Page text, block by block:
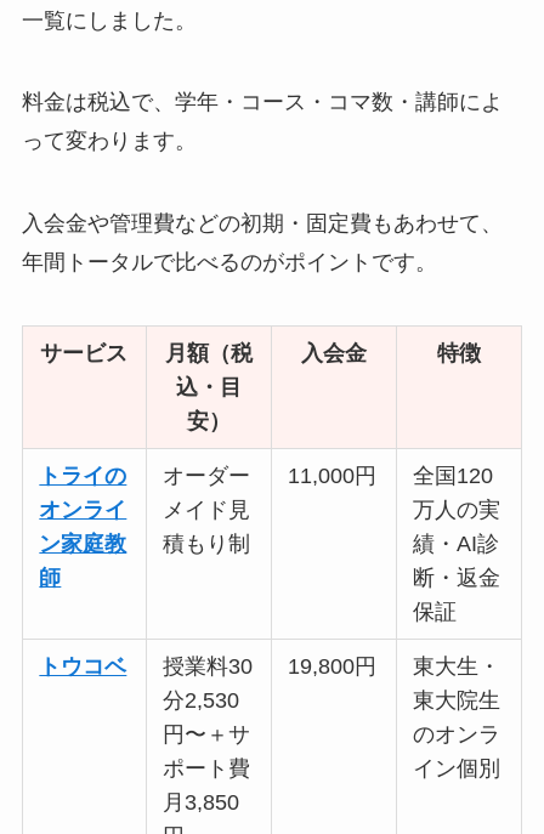
一覧にしました。
料金は税込で、学年・コース・コマ数・講師によ
って変わります。
入会金や管理費などの初期・固定費もあわせて、
年間トータルで比べるのがポイントです。
サービス
月額（税
込・目
安）
入会金 特徴
トライの
オンライ
ン家庭教
師
オーダー
メイド見
積もり制
11,000円
全国120
万人の実
績・AI診
断・返金
保証
トウコベ
授業料30
分2,530
円〜＋サ
ポート費
月3,850
19,800円
東大生・
東大院生
のオンラ
イン個別